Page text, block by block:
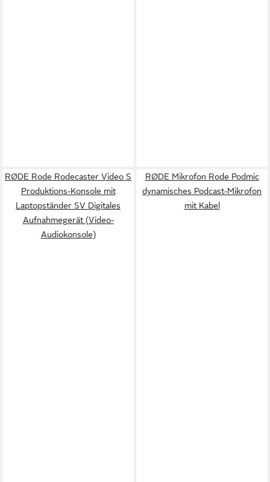
RØDE Rode Rodecaster Video S
Produktions-Konsole mit
Laptopständer SV Digitales
Aufnahmegerät (Video-
Audiokonsole)
RØDE Mikrofon Rode Podmic
dynamisches Podcast-Mikrofon
mit Kabel